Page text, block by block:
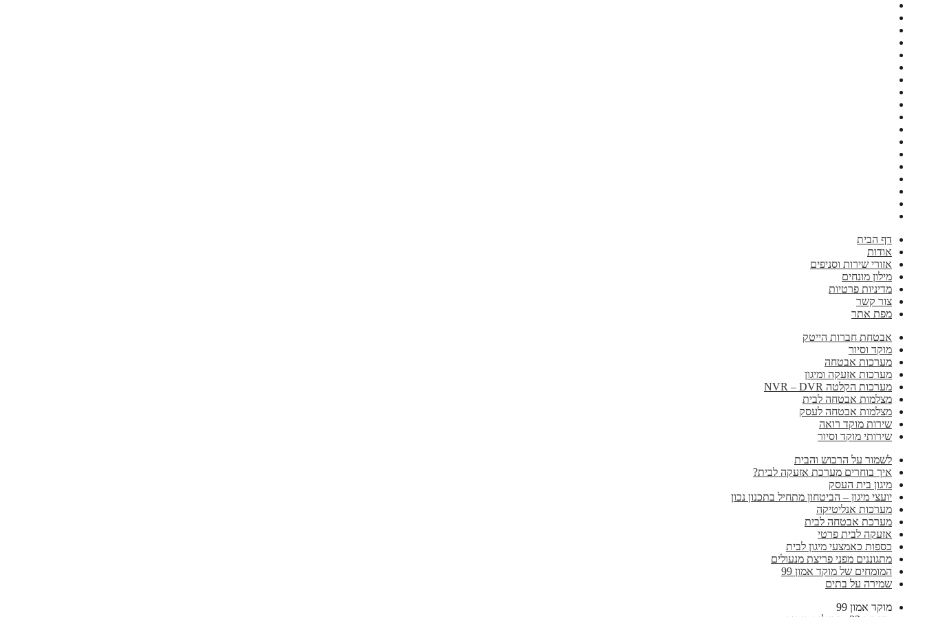
דף הבית
אודות
אזורי שירות וסניפים
מילון מונחים
מדיניות פרטיות
צור קשר
מפת אתר
אבטחת חברות הייטק
מוקד וסיור
מערכות אבטחה
מערכות אזעקה ומיגון
מערכות הקלטה NVR – DVR
מצלמות אבטחה לבית
מצלמות אבטחה לעסק
שירות מוקד רואה
שירותי מוקד וסיור
לשמור על הרכוש והבית
איך בוחרים מערכת אזעקה לבית?
מיגון בית העסק
יועצי מיגון – הביטחון מתחיל בתכנון נכון
מערכות אנליטיקה
מערכת אבטחה לבית
אזעקה לבית פרטי
כספות כאמצעי מיגון לבית
מתגוננים מפני פריצת מנעולים
המומחים של מוקד אמון 99
שמירה על בתים
מוקד אמון 99